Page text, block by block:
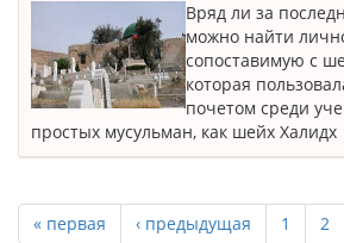
Вряд ли за
можно найти
сопоставимую с
которая
почетом среди
простых мусульман, как шейх Халидх
« первая ‹ предыдущая 1 2